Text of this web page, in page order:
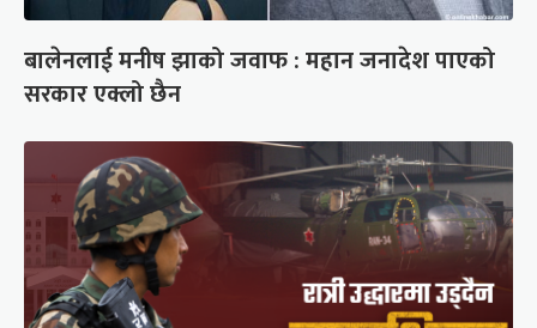
बालेनलाई मनीष झाको जवाफ : महान जनादेश पाएको
सरकार एक्लो छैन